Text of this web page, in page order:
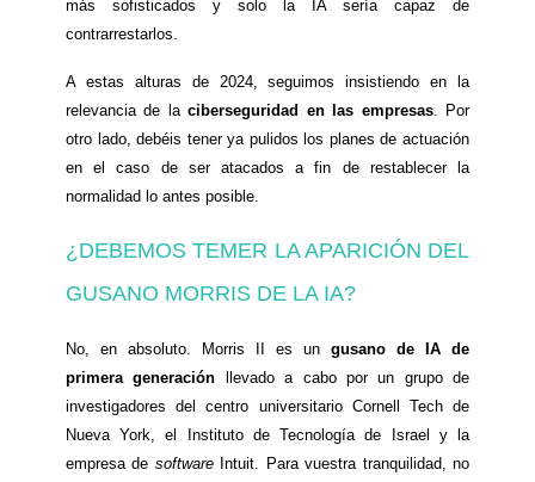
más sofisticados y solo la IA sería capaz de
contrarrestarlos.
A estas alturas de 2024, seguimos insistiendo en la
relevancia de laciberseguridad en las empresas. Por
otro lado, debéis tener ya pulidos los planes de actuación
en el caso de ser atacados a fin de restablecer la
normalidad lo antes posible.
¿DEBEMOS TEMER LA APARICIÓN DEL
GUSANO MORRIS DE LA IA?
No, en absoluto. Morris II es un gusano de IA de
primera generación llevado a cabo por un grupo de
investigadores del centro universitario Cornell Tech de
Nueva York, el Instituto de Tecnología de Israel y la
empresa de softwareIntuit. Para vuestra tranquilidad, no